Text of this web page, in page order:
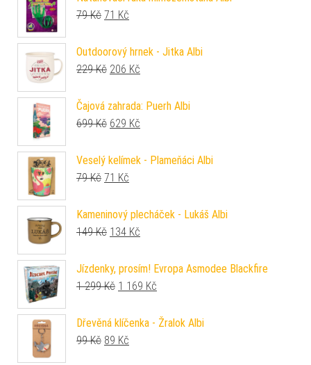
79Kč Původní cena byla: 79 Kč.
71 Kč
Outdoorový hrnek - Jitka Albi
229Kč Původní cena byla: 229 Kč.
206 Kč
Čajová zahrada: Puerh Albi
699Kč Původní cena byla: 699 Kč.
629 Kč
Veselý kelímek - Plameňáci Albi
79Kč Původní cena byla: 79 Kč.
71 Kč
Kameninový plecháček - Lukáš Albi
149Kč Původní cena byla: 149 Kč.
134 Kč
Jízdenky, prosím! Evropa Asmodee Blackfire
1 299Kč Původní cena byla: 1 299 Kč.
1 169 Kč
Dřevěná klíčenka - Žralok Albi
99Kč Původní cena byla: 99 Kč.
89 Kč